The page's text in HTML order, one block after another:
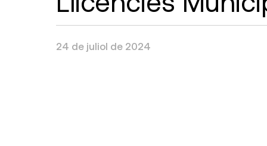
24 de juliol de 2024